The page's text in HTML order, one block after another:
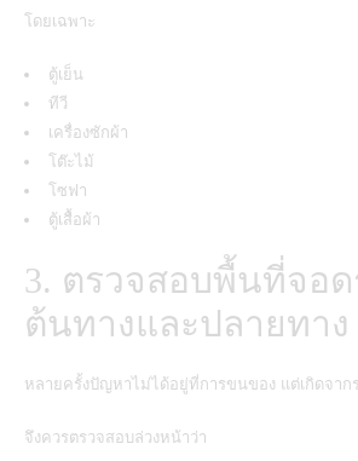
โดยเฉพาะ
ตู้เย็น
ทีวี
เครื่องซักผ้า
โต๊ะไม้
โซฟา
ตู้เสื้อผ้า
3. ตรวจสอบพื้นที่จอด
ต้นทางและปลายทาง
หลายครั้งปัญหาไม่ได้อยู่ที่การขนของ แต่เกิดจาก
จึงควรตรวจสอบล่วงหน้าว่า